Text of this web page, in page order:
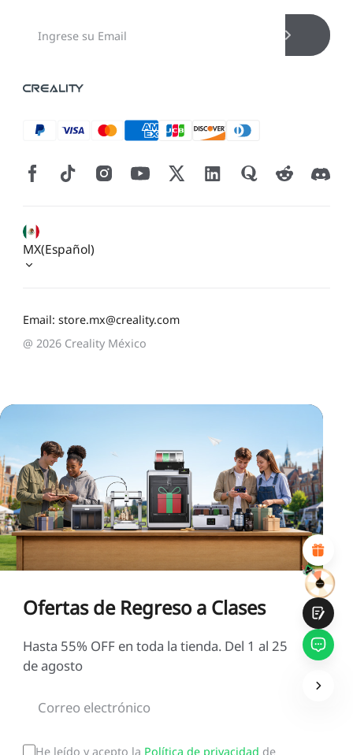
*CALIFIQUE SU NIVEL DE SATISFACCIÓN CON ESTA
2 5 9 10
*RAZONES DE SU SATISFACCIÓN
Diseño visual atractivo
Recomendaciones de productos adecuadas
Navegación y categorías claras
Email: store.mx@creality.com
MX(Español)
@ 2026 Creality México
Ofertas de Regreso a Clases
Hasta 55% OFF en toda la tienda. Del 1 al 25
de agosto
He leído y acepto la Política de privacidad de